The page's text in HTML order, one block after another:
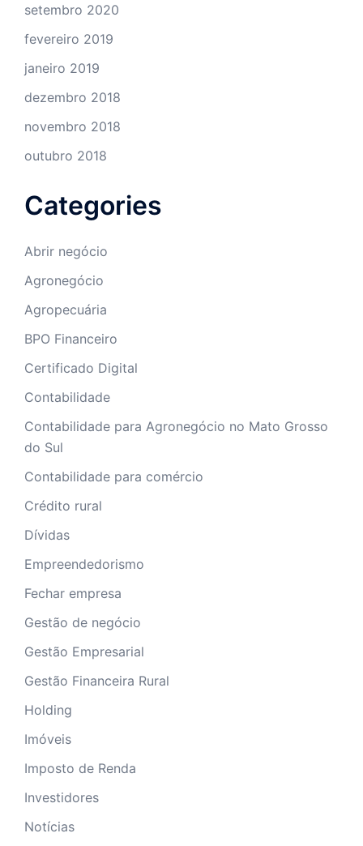
setembro 2020
fevereiro 2019
janeiro 2019
dezembro 2018
novembro 2018
outubro 2018
Categories
Abrir negócio
Agronegócio
Agropecuária
BPO Financeiro
Certificado Digital
Contabilidade
Contabilidade para Agronegócio no Mato Grosso
do Sul
Contabilidade para comércio
Crédito rural
Dívidas
Empreendedorismo
Fechar empresa
Gestão de negócio
Gestão Empresarial
Gestão Financeira Rural
Holding
Imóveis
Imposto de Renda
Investidores
Notícias